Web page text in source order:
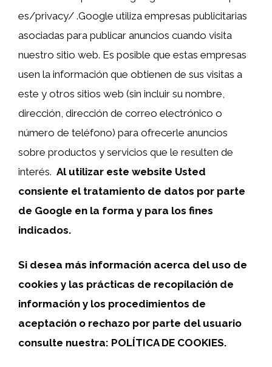
es/privacy/ .Google utiliza empresas publicitarias
asociadas para publicar anuncios cuando visita
nuestro sitio web. Es posible que estas empresas
usen la información que obtienen de sus visitas a
este y otros sitios web (sin incluir su nombre,
dirección, dirección de correo electrónico o
número de teléfono) para ofrecerle anuncios
sobre productos y servicios que le resulten de
interés. Al utilizar este website Usted
consiente el tratamiento de datos por parte
de Google en la forma y para los fines
indicados.
Si desea más información acerca del uso de
cookies y las prácticas de recopilación de
información y los procedimientos de
aceptación o rechazo por parte del usuario
consulte nuestra: POLÍTICA DE COOKIES.